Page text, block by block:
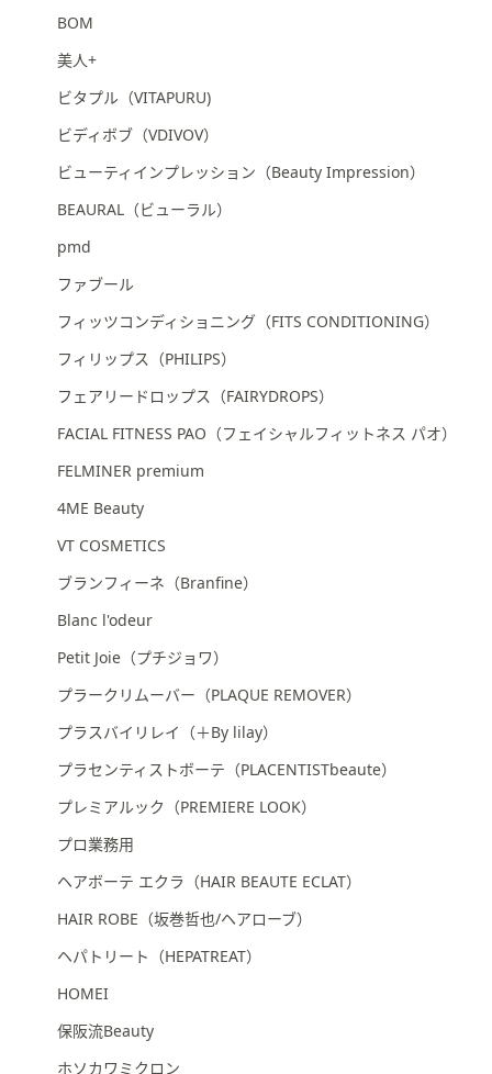
BOM
美人+
ビタプル（VITAPURU)
ビディボブ（VDIVOV）
ビューティインプレッション（Beauty Impression）
BEAURAL（ビューラル）
pmd
ファブール
フィッツコンディショニング（FITS CONDITIONING）
フィリップス（PHILIPS）
フェアリードロップス（FAIRYDROPS）
FACIAL FITNESS PAO（フェイシャルフィットネス パオ）
FELMINER premium
4ME Beauty
VT COSMETICS
ブランフィーネ（Branfine）
Blanc l'odeur
Petit Joie（プチジョワ）
プラークリムーバー（PLAQUE REMOVER）
プラスバイリレイ（＋By lilay）
プラセンティストボーテ（PLACENTISTbeaute）
プレミアルック（PREMIERE LOOK）
プロ業務用
ヘアボーテ エクラ（HAIR BEAUTE ECLAT）
HAIR ROBE（坂巻哲也/ヘアローブ）
ヘパトリート（HEPATREAT）
HOMEI
保阪流Beauty
ホソカワミクロン